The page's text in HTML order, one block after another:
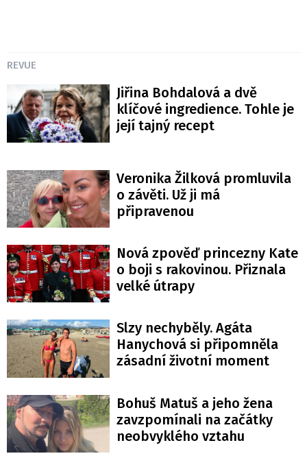
REVUE
Jiřina Bohdalová a dvě
klíčové ingredience. Tohle je
její tajný recept
Veronika Žilková promluvila
o závěti. Už ji má
připravenou
Nová zpověď princezny Kate
o boji s rakovinou. Přiznala
velké útrapy
Slzy nechyběly. Agáta
Hanychová si připomněla
zásadní životní moment
Bohuš Matuš a jeho žena
zavzpomínali na začátky
neobvyklého vztahu